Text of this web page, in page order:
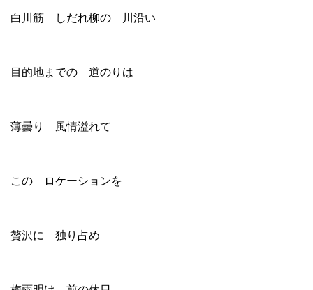
白川筋 しだれ柳の 川沿い
目的地までの 道のりは
薄曇り 風情溢れて
この ロケーションを
贅沢に 独り占め